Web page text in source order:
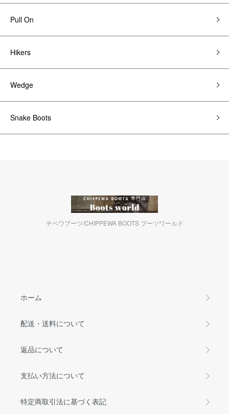
Pull On
Hikers
Wedge
Snake Boots
チペワブーツ/CHIPPEWA BOOTS ブーツワールド
ホーム
配送・送料について
返品について
支払い方法について
特定商取引法に基づく表記